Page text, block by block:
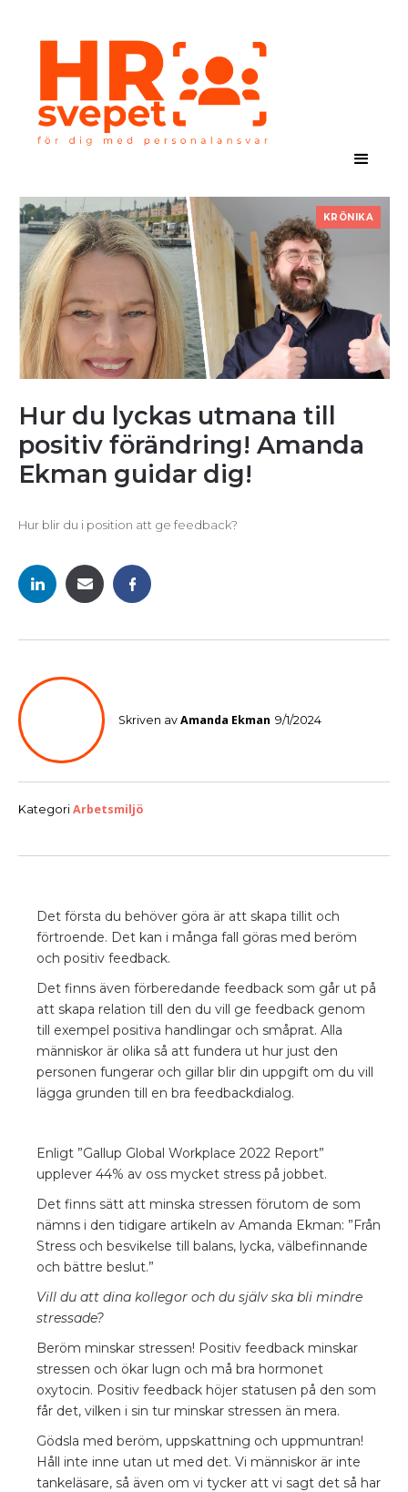
KRÖNIKA
Hur du lyckas utmana till
positiv förändring! Amanda
Ekman guidar dig!
Hur blir du i position att ge feedback?
Skriven av Amanda Ekman 9/1/2024
Kategori Arbetsmiljö
Det första du behöver göra är att skapa tillit och
förtroende. Det kan i många fall göras med beröm
och positiv feedback.
Det finns även förberedande feedback som går ut på
att skapa relation till den du vill ge feedback genom
till exempel positiva handlingar och småprat. Alla
människor är olika så att fundera ut hur just den
personen fungerar och gillar blir din uppgift om du vill
lägga grunden till en bra feedbackdialog.
Enligt ”Gallup Global Workplace 2022 Report”
upplever 44% av oss mycket stress på jobbet.
Det finns sätt att minska stressen förutom de som
nämns i den tidigare artikeln av Amanda Ekman: ”Från
Stress och besvikelse till balans, lycka, välbefinnande
och bättre beslut.”
Vill du att dina kollegor och du själv ska bli mindre
stressade?
Beröm minskar stressen! Positiv feedback minskar
stressen och ökar lugn och må bra hormonet
oxytocin. Positiv feedback höjer statusen på den som
får det, vilken i sin tur minskar stressen än mera.
Gödsla med beröm, uppskattning och uppmuntran!
Håll inte inne utan ut med det. Vi människor är inte
tankeläsare, så även om vi tycker att vi sagt det så har